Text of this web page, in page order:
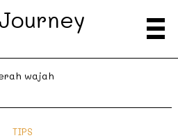
wajah
TIPS